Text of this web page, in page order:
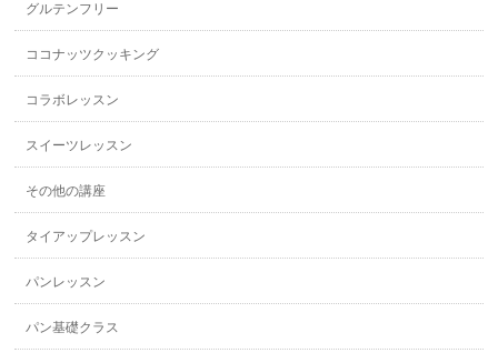
グルテンフリー
ココナッツクッキング
コラボレッスン
スイーツレッスン
その他の講座
タイアップレッスン
パンレッスン
パン基礎クラス